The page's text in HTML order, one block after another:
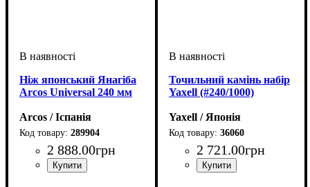
Ніж японський Янагіба
Arcos Universal 240 мм
Arcos / Іспанія
289904
2 888.00грн
Точильний камінь набір
Yaxell (#240/1000)
Yaxell / Японія
36060
2 721.00грн